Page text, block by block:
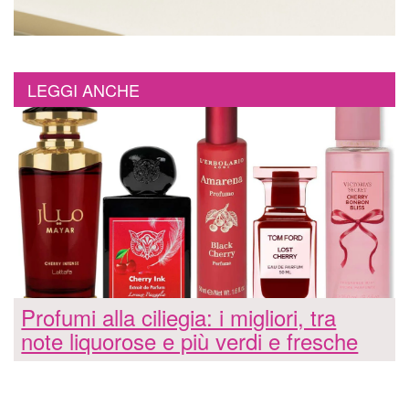
LEGGI ANCHE
Profumi alla ciliegia: i migliori, tra
note liquorose e più verdi e fresche